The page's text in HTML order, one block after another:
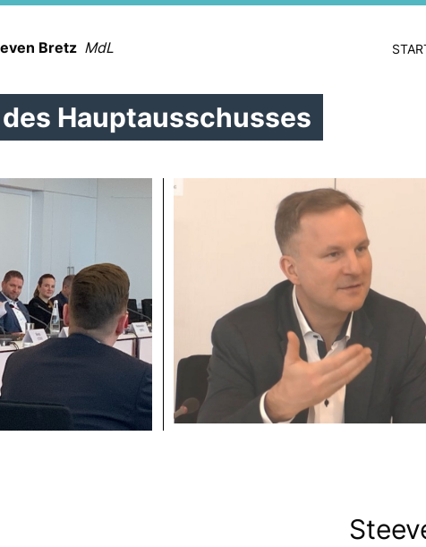
Bretz MdL
Hauptausschusses